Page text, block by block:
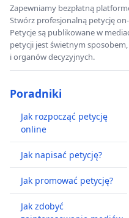
Zapewniamy bezpłatną
Stwórz profesjonalną petycję
Petycje są publikowane w
petycji jest świetnym
i organów decyzyjnych.
Poradniki
Jak rozpocząć petycję
online
Jak napisać petycję?
Jak promować petycję?
Jak zdobyć